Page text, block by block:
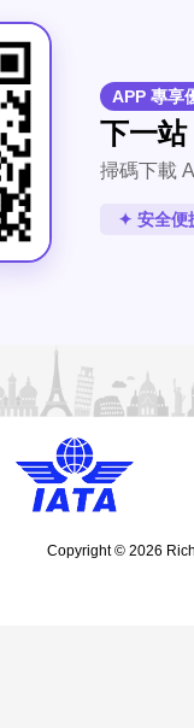
APP 專享
下一
掃碼下載
✦ 安全便
Copyright © 2026